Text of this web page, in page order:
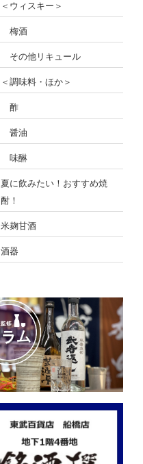
＜ウィスキー＞
梅酒
その他リキュール
＜調味料・ほか＞
酢
醤油
味醂
夏に飲みたい！おすすめ焼
酎！
米麹甘酒
酒器